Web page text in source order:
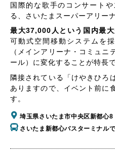
国際的な歌手のコンサート
る、さいたまスーパーアリーナ
最大37,000人という国内最
可動式空間移動システムを
（メインアリーナ・コミュニ
ール）に変化することが特長で
隣接されている「けやきひろ
ありますので、イベント前に
す。
埼玉県さいたま市中央区新都心8
さいたま新都心バスターミナル